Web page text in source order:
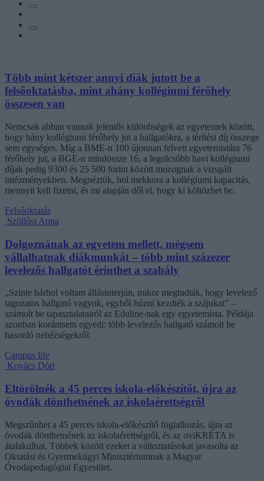
Több mint kétszer annyi diák jutott be a
felsőoktatásba, mint ahány kollégiumi férőhely
összesen van
Nemcsak abban vannak jelentős különbségek az egyetemek között,
hogy hány kollégiumi férőhely jut a hallgatókra, a térítési díj összege
sem egységes. Míg a BME-n 100 újonnan felvett egyetemistára 76
férőhely jut, a BGE-n mindössze 16, a legolcsóbb havi kollégiumi
díjak pedig 9300 és 25 500 forint között mozognak a vizsgált
intézményekben. Megnéztük, hol mekkora a kollégiumi kapacitás,
mennyit kell fizetni, és mi alapján dől el, hogy ki költözhet be.
Felsőoktatás
Szöllősi Anna
Dolgoznának az egyetem mellett, mégsem
vállalhatnak diákmunkát – több mint százezer
levelezős hallgatót érinthet a szabály
„Szinte bárhol voltam állásinterjún, mikor megtudták, hogy levelező
tagozatos hallgató vagyok, egyből húzni kezdték a szájukat” –
számolt be tapasztalatairól az Eduline-nak egy egyetemista. Példája
azonban korántsem egyedi: több levelezős hallgató számolt be
hasonló nehézségekről.
Campus life
Kovács Dóri
Eltörölnék a 45 perces iskola-előkészítőt, újra az
óvodák dönthetnének az iskolaérettségről
Megszűnhet a 45 perces iskola-előkészítő foglalkozás, újra az
óvodák dönthetnének az iskolaérettségről, és az oviKRÉTA is
átalakulhat. Többek között ezeket a változtatásokat javasolta az
Oktatási és Gyermekügyi Minisztériumnak a Magyar
Óvodapedagógiai Egyesület.